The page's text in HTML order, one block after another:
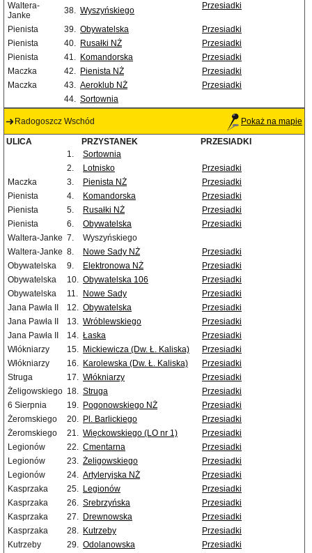
Waltera-
Janke
38. Wyszyńskiego Przesiadki
Pienista 39. Obywatelska
Przesiadki
Pienista
40. Rusałki NŻ
Przesiadki
Pienista
41. Komandorska
Przesiadki
Maczka
42. Pienista NŻ
Przesiadki
Maczka
43. Aeroklub NŻ
Przesiadki
44. Sortownia
Radogoszcz Wschód Pokaż na mapie
ULICA PRZYSTANEK
PRZESIADKI
1.
Sortownia
2.
Lotnisko
Przesiadki
Maczka
3. Pienista NŻ
Przesiadki
Pienista
4. Komandorska
Przesiadki
Pienista
5. Rusałki NŻ
Przesiadki
Pienista
6. Obywatelska
Przesiadki
Waltera-Janke 7.
Wyszyńskiego
Waltera-Janke 8. Nowe Sady NŻ
Przesiadki
Obywatelska
9. Elektronowa NŻ
Przesiadki
Obywatelska
10. Obywatelska 106
Przesiadki
Obywatelska
11. Nowe Sady
Przesiadki
Jana Pawła II
12. Obywatelska
Przesiadki
Jana Pawła II
13. Wróblewskiego
Przesiadki
Jana Pawła II
14. Łaska
Przesiadki
Włókniarzy
15. Mickiewicza (Dw. Ł. Kaliska)
Przesiadki
Włókniarzy
16. Karolewska (Dw. Ł. Kaliska)
Przesiadki
Struga
17. Włókniarzy
Przesiadki
Żeligowskiego 18. Struga
Przesiadki
6 Sierpnia
19. Pogonowskiego NŻ
Przesiadki
Żeromskiego
20. Pl. Barlickiego
Przesiadki
Żeromskiego
21. Więckowskiego (LO nr 1)
Przesiadki
Legionów
22. Cmentarna
Przesiadki
Legionów
23. Żeligowskiego
Przesiadki
Legionów
24. Artyleryjska NŻ
Przesiadki
Kasprzaka
25. Legionów
Przesiadki
Kasprzaka
26. Srebrzyńska
Przesiadki
Kasprzaka
27. Drewnowska
Przesiadki
Kasprzaka
28. Kutrzeby
Przesiadki
Kutrzeby
29. Odolanowska Przesiadki